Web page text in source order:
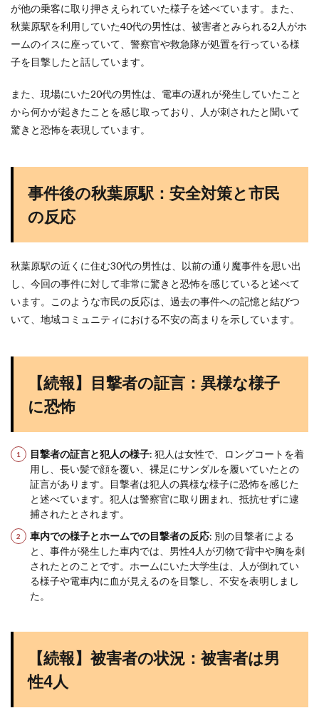
が他の乗客に取り押さえられていた様子を述べています。また、
秋葉原駅を利用していた40代の男性は、被害者とみられる2人がホ
ームのイスに座っていて、警察官や救急隊が処置を行っている様
子を目撃したと話しています。
また、現場にいた20代の男性は、電車の遅れが発生していたこと
から何かが起きたことを感じ取っており、人が刺されたと聞いて
驚きと恐怖を表現しています​​。
事件後の秋葉原駅：安全対策と市民
の反応
秋葉原駅の近くに住む30代の男性は、以前の通り魔事件を思い出
し、今回の事件に対して非常に驚きと恐怖を感じていると述べて
います。このような市民の反応は、過去の事件への記憶と結びつ
いて、地域コミュニティにおける不安の高まりを示しています​​。
【続報】目撃者の証言：異様な様子
に恐怖
目撃者の証言と犯人の様子: 犯人は女性で、ロングコートを着
用し、長い髪で顔を覆い、裸足にサンダルを履いていたとの
証言があります。目撃者は犯人の異様な様子に恐怖を感じた
と述べています。犯人は警察官に取り囲まれ、抵抗せずに逮
捕されたとされます​​。
車内での様子とホームでの目撃者の反応: 別の目撃者による
と、事件が発生した車内では、男性4人が刃物で背中や胸を刺
されたとのことです。ホームにいた大学生は、人が倒れてい
る様子や電車内に血が見えるのを目撃し、不安を表明しまし
た​​。
【続報】被害者の状況：被害者は男
性4人